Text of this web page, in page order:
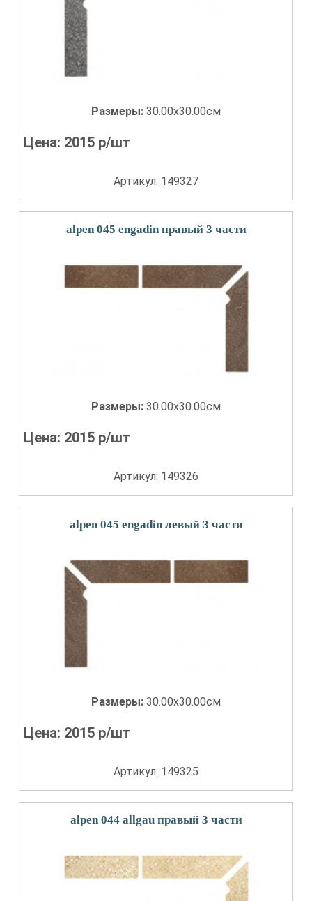
Размеры: 30.00x30.00см
Цена: 2015 р/шт
Артикул: 149327
alpen 045 engadin правый 3 части
Размеры: 30.00x30.00см
Цена: 2015 р/шт
Артикул: 149326
alpen 045 engadin левый 3 части
Размеры: 30.00x30.00см
Цена: 2015 р/шт
Артикул: 149325
alpen 044 allgau правый 3 части